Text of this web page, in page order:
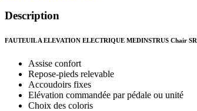
Description
FAUTEUIL A ELEVATION ELECTRIQUE MEDINSTRUS Chair SR
Assise confort
Repose-pieds relevable
Accoudoirs fixes
Elévation commandée par pédale ou unité
Choix des coloris